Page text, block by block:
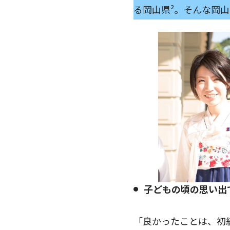
る岡山県²。そんな岡
子どもの頃の思い
「良かったことは、